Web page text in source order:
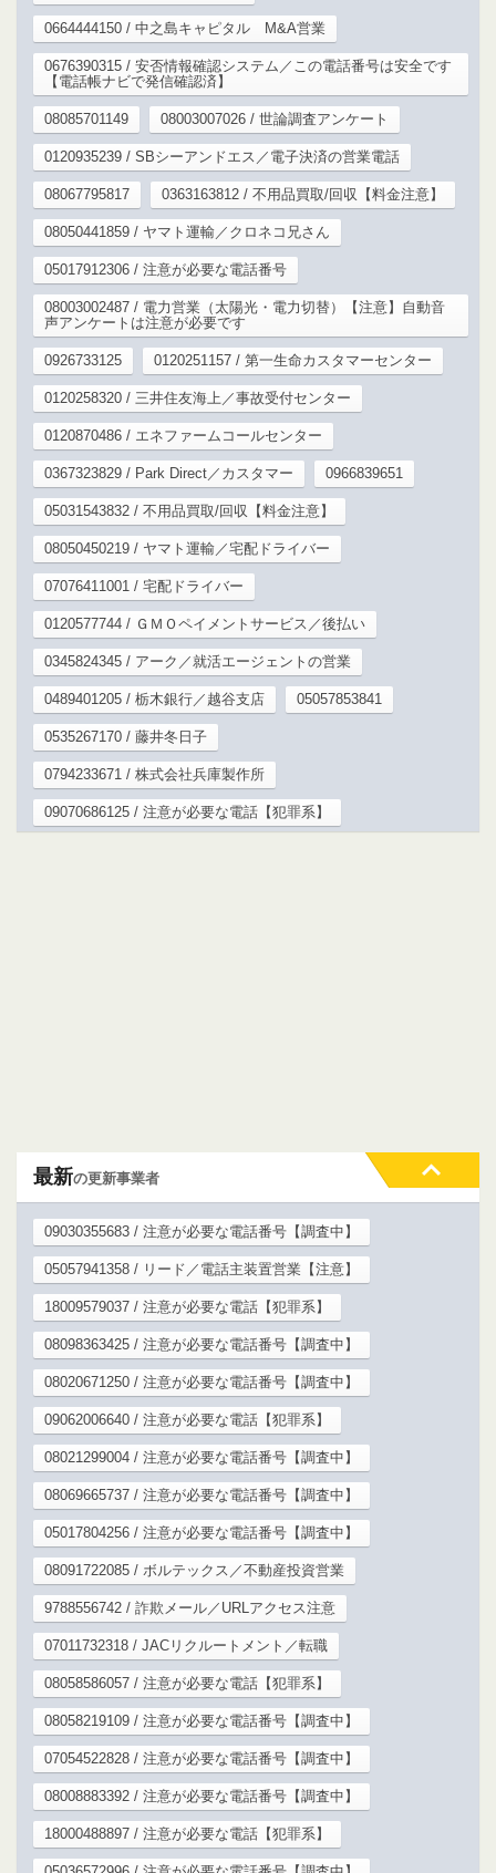
0664444150 / 中之島キャピタル M&A営業
0676390315 / 安否情報確認システム／この電話番号は安全です
【電話帳ナビで発信確認済】
08085701149 08003007026 / 世論調査アンケート
0120935239 / SBシーアンドエス／電子決済の営業電話
08067795817 0363163812 / 不用品買取/回収【料金注意】
08050441859 / ヤマト運輸／クロネコ兄さん
05017912306 / 注意が必要な電話番号
08003002487 / 電力営業（太陽光・電力切替）【注意】自動音
声アンケートは注意が必要です
0926733125 0120251157 / 第一生命カスタマーセンター
0120258320 / 三井住友海上／事故受付センター
0120870486 / エネファームコールセンター
0367323829 / Park Direct／カスタマー 0966839651
05031543832 / 不用品買取/回収【料金注意】
08050450219 / ヤマト運輸／宅配ドライバー
07076411001 / 宅配ドライバー
0120577744 / ＧＭＯペイメントサービス／後払い
0345824345 / アーク／就活エージェントの営業
0489401205 / 栃木銀行／越谷支店 05057853841
0535267170 / 藤井冬日子
0794233671 / 株式会社兵庫製作所
09070686125 / 注意が必要な電話【犯罪系】
最新の更新事業者
09030355683 / 注意が必要な電話番号【調査中】
05057941358 / リード／電話主装置営業【注意】
18009579037 / 注意が必要な電話【犯罪系】
08098363425 / 注意が必要な電話番号【調査中】
08020671250 / 注意が必要な電話番号【調査中】
09062006640 / 注意が必要な電話【犯罪系】
08021299004 / 注意が必要な電話番号【調査中】
08069665737 / 注意が必要な電話番号【調査中】
05017804256 / 注意が必要な電話番号【調査中】
08091722085 / ボルテックス／不動産投資営業
9788556742 / 詐欺メール／URLアクセス注意
07011732318 / JACリクルートメント／転職
08058586057 / 注意が必要な電話【犯罪系】
08058219109 / 注意が必要な電話番号【調査中】
07054522828 / 注意が必要な電話番号【調査中】
08008883392 / 注意が必要な電話番号【調査中】
18000488897 / 注意が必要な電話【犯罪系】